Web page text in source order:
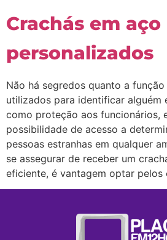
Crachás em aço
personalizados
Não há segredos quanto a
utilizados para identificar alguém
como proteção aos funcionários,
possibilidade de acesso a
pessoas estranhas em qualquer
se assegurar de receber um
eficiente, é vantagem optar